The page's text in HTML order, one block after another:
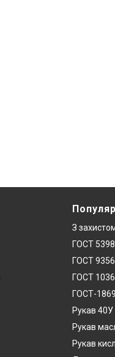
З
ГОСТ
ГОСТ
ГОСТ
ГОСТ-
Рукав
Рукав
Рукав